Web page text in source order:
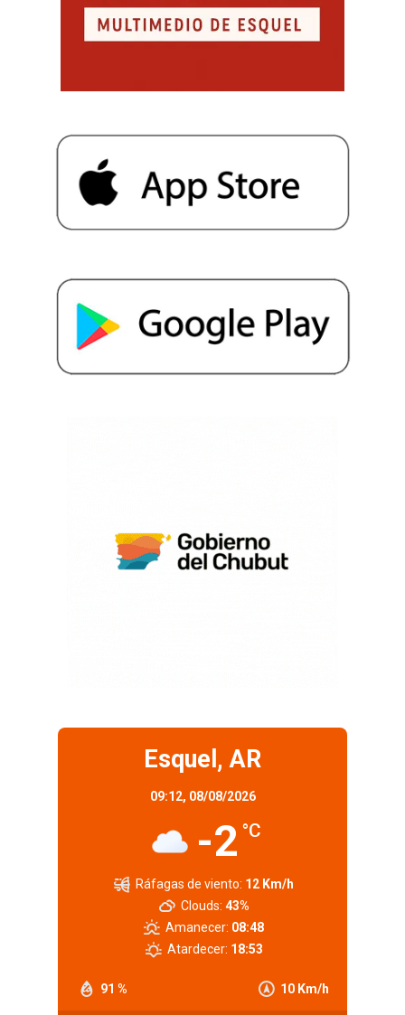
Esquel, AR
09:12, 08/08/2026
-2 °C
91 % 10 Km/h
Ráfagas de viento: 12 Km/h
Clouds: 43%
Amanecer: 08:48
Atardecer: 18:53